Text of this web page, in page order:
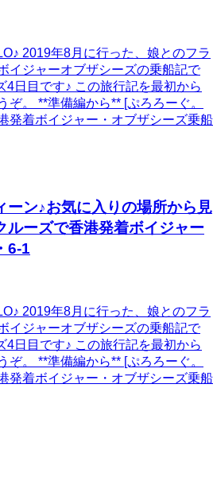
2019年8月に行った、娘とのフラ
イジャーオブザシーズの乗船記で
4日目です♪ この旅行記を最初から
ぞ。 **準備編から** [ぷろろーぐ。
発着ボイジャー・オブザシーズ乗船
ーン♪お気に入りの場所から見
ルーズで香港発着ボイジャー
6-1
2019年8月に行った、娘とのフラ
イジャーオブザシーズの乗船記で
4日目です♪ この旅行記を最初から
ぞ。 **準備編から** [ぷろろーぐ。
発着ボイジャー・オブザシーズ乗船